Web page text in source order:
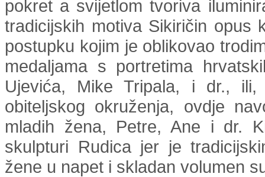
pokret a svijetlom tvoriva
tradicijskih motiva Sikiričin opus
postupku kojim je oblikovao
medaljama s portretima
Ujevića, Mike Tripala, i dr.,
obiteljskog okruženja, ovdje
mladih žena, Petre, Ane i dr.
skulpturi Rudica jer je
žene u napet i skladan volumen